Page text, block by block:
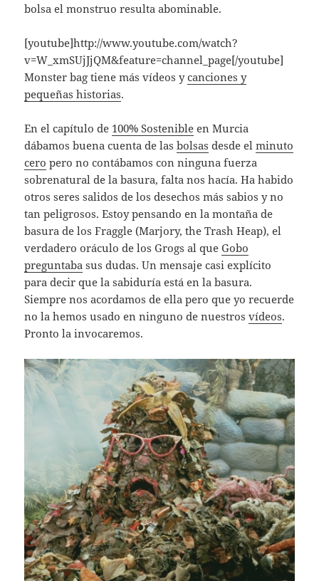
bolsa el monstruo resulta abominable.
[youtube]http://www.youtube.com/watch?
v=W_xmSUjJjQM&feature=channel_page[/youtube]
Monster bag tiene más ví­deos ycanciones y
pequeñas historias.
En el capítulo de 100% Sostenible en Murcia
dábamos buena cuenta de lasbolsas desde elminuto
cero pero no contábamos con ninguna fuerza
sobrenatural de la basura, falta nos hací­a. Ha habido
otros seres salidos de los desechos más sabios y no
tan peligrosos. Estoy pensando en la montaña de
basura de los Fraggle (Marjory, the Trash Heap), el
verdadero oráculo de los Grogs al queGobo
preguntaba sus dudas. Un mensaje casi explí­cito
para decir que la sabiduría está en la basura.
Siempre nos acordamos de ella pero que yo recuerde
no la hemos usado en ninguno de nuestrosví­deos.
Pronto la invocaremos.